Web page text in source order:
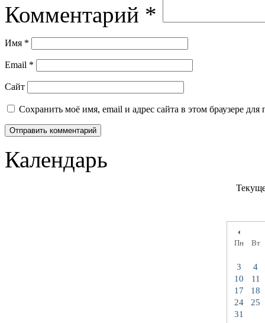
Комментарий *
Имя *
Email *
Сайт
Сохранить моё имя, email и адрес сайта в этом браузере
Календарь
‹
Пн Вт
3
4
10
11
17
18
24
25
31